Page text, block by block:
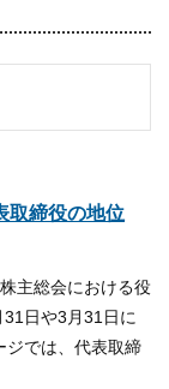
取締役の地位
主総会における役
日や3月31日に
ジでは、代表取締